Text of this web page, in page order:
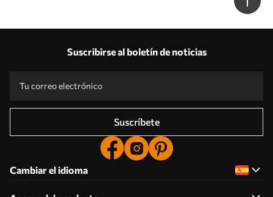
Suscribirse al boletín de noticias
Suscríbete
Cambiar el idioma